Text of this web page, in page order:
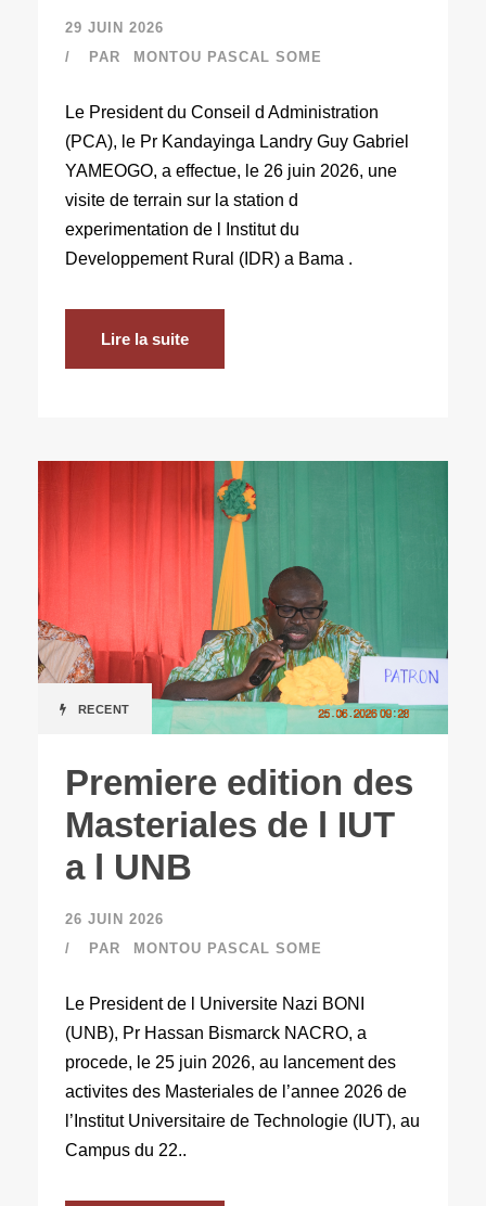
29 JUIN 2026
PAR
MONTOU PASCAL SOME
Le President du Conseil d Administration
(PCA), le Pr Kandayinga Landry Guy Gabriel
YAMEOGO, a effectue, le 26 juin 2026, une
visite de terrain sur la station d
experimentation de l Institut du
Developpement Rural (IDR) a Bama .
Lire la suite
RECENT
Premiere edition des
Masteriales de l IUT
a l UNB
26 JUIN 2026
PAR
MONTOU PASCAL SOME
Le President de l Universite Nazi BONI
(UNB), Pr Hassan Bismarck NACRO, a
procede, le 25 juin 2026, au lancement des
activites des Masteriales de l’annee 2026 de
l’Institut Universitaire de Technologie (IUT), au
Campus du 22..